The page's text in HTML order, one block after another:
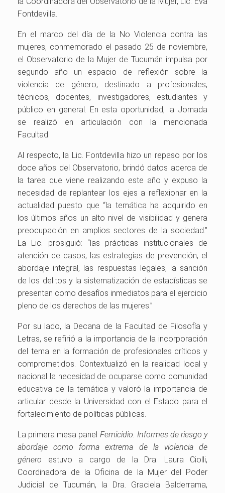
Fontdevilla.
En el marco del día de la No Violencia contra las
mujeres, conmemorado el pasado 25 de noviembre,
el Observatorio de la Mujer de Tucumán impulsa por
segundo año un espacio de reflexión sobre la
violencia de género, destinado a profesionales,
técnicos, docentes, investigadores, estudiantes y
público en general. En esta oportunidad, la Jornada
se realizó en articulación con la mencionada
Facultad.
Al respecto, la Lic. Fontdevilla hizo un repaso por los
doce años del Observatorio, brindó datos acerca de
la tarea que viene realizando este año y expuso la
necesidad de replantear los ejes a reflexionar en la
actualidad puesto que “la temática ha adquirido en
los últimos años un alto nivel de visibilidad y genera
preocupación en amplios sectores de la sociedad.”
La Lic. prosiguió: “las prácticas institucionales de
atención de casos, las estrategias de prevención, el
abordaje integral, las respuestas legales, la sanción
de los delitos y la sistematización de estadísticas se
presentan como desafíos inmediatos para el ejercicio
pleno de los derechos de las mujeres.”
Por su lado, la Decana de la Facultad de Filosofía y
Letras, se refirió a la importancia de la incorporación
del tema en la formación de profesionales críticos y
comprometidos. Contextualizó en la realidad local y
nacional la necesidad de ocuparse como comunidad
educativa de la temática y valoró la importancia de
articular desde la Universidad con el Estado para el
fortalecimiento de políticas públicas.
La primera mesa panel Femicidio. Informes de riesgo y
abordaje como forma extrema de la violencia de
género estuvo a cargo de la Dra. Laura Ciolli,
Coordinadora de la Oficina de la Mujer del Poder
Judicial de Tucumán, la Dra. Graciela Balderrama,